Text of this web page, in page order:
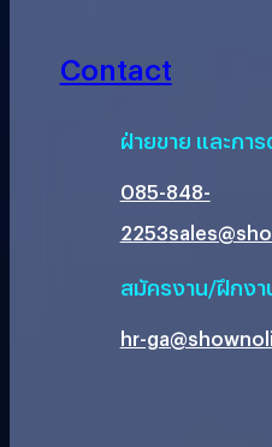
Contact
ฝ่ายขาย และกา
085-848-
2253
สมัครงาน/ฝึกง
hr-